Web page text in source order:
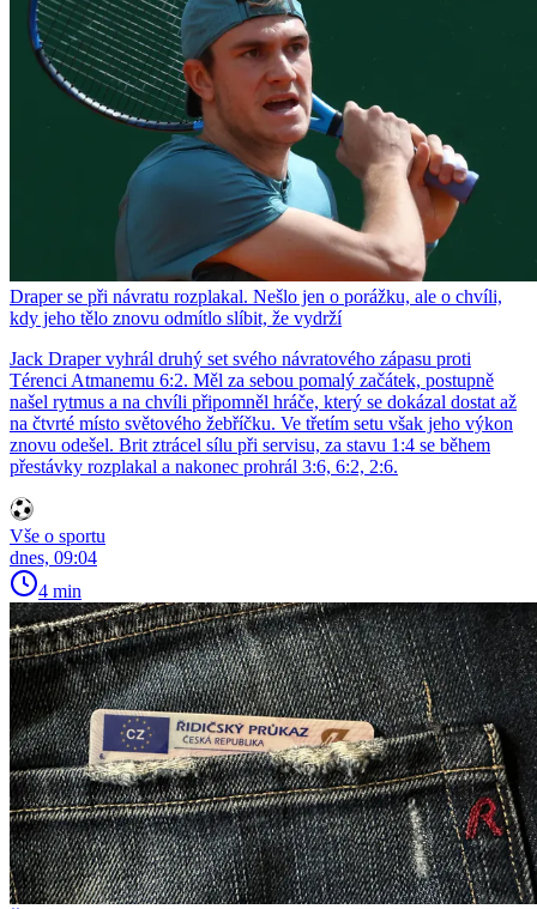
Draper se při návratu rozplakal. Nešlo jen o porážku, ale o chvíli,
kdy jeho tělo znovu odmítlo slíbit, že vydrží
Jack Draper vyhrál druhý set svého návratového zápasu proti
Térenci Atmanemu 6:2. Měl za sebou pomalý začátek, postupně
našel rytmus a na chvíli připomněl hráče, který se dokázal dostat až
na čtvrté místo světového žebříčku. Ve třetím setu však jeho výkon
znovu odešel. Brit ztrácel sílu při servisu, za stavu 1:4 se během
přestávky rozplakal a nakonec prohrál 3:6, 6:2, 2:6.
Vše o sportu
dnes, 09:04
4 min